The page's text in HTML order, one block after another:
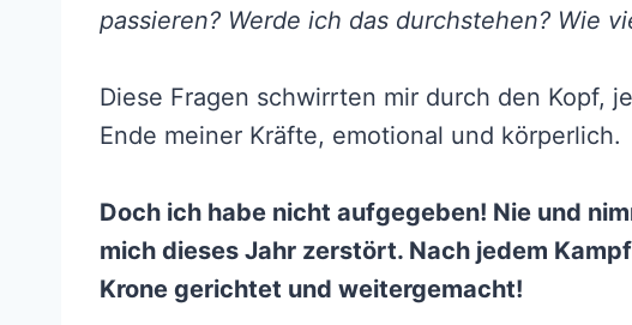
passieren? Werde ich das durchstehen? Wie
Diese Fragen schwirrten mir durch den Kopf,
Ende meiner Kräfte, emotional und körperlich.
Doch ich habe nicht aufgegeben! Nie und
mich dieses Jahr zerstört. Nach jedem
Krone gerichtet und weitergemacht!